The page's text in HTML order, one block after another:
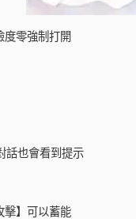
度零強制打開
話也會看到提示
擊】可以蓄能